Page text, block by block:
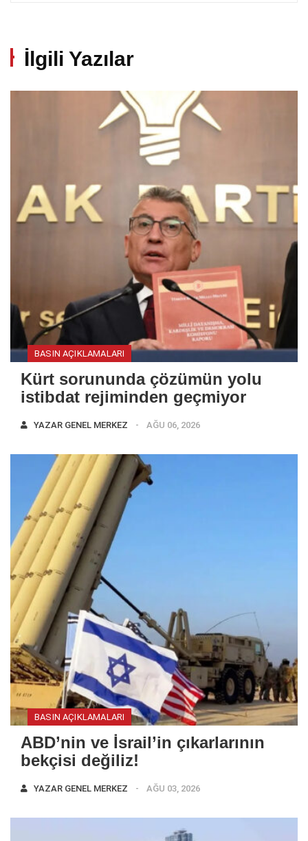
İlgili Yazılar
BASIN AÇIKLAMALARI
Kürt sorununda çözümün yolu
istibdat rejiminden geçmiyor
YAZAR GENEL MERKEZ AĞU 06, 2026
BASIN AÇIKLAMALARI
ABD’nin ve İsrail’in çıkarlarının
bekçisi değiliz!
YAZAR GENEL MERKEZ AĞU 03, 2026